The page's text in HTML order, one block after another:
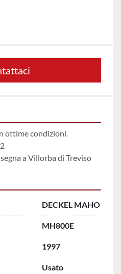
ottime condizioni.
a Villorba di Treviso
DECKEL MAHO
MH800E
1997
Usato